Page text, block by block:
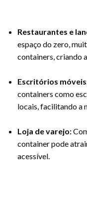
Restaurantes e
espaço do zero,
containers, criando
Escritórios
containers como
locais, facilitando a
Loja de varejo:
container pode
acessível.